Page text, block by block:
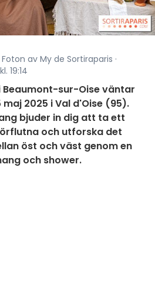
Foton av My de Sortiraparis ·
19:14
sur-Oise väntar
2025 i Val d'Oise (95).
bjuder in dig att ta ett
och utforska det
öst och väst genom en
och shower.